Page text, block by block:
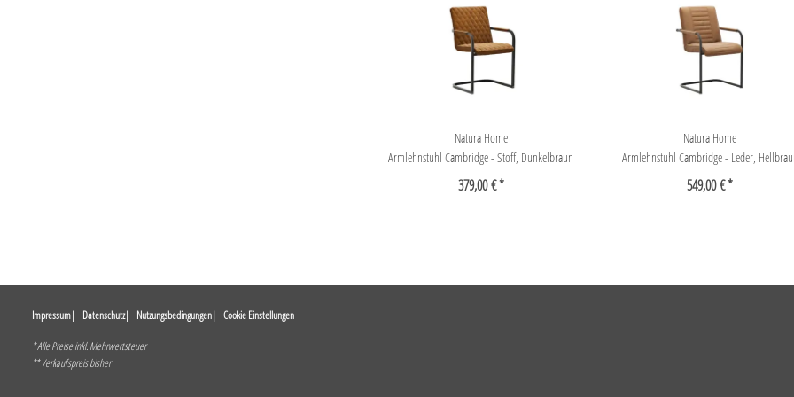
Natura Home
Armlehnstuhl Cambridge - Stoff, Dunkelbraun
379,00 € *
Natura Home
Armlehnstuhl Cambridge - Leder,
549,00 € *
Impressum Datenschutz Nutzungsbedingungen Cookie Einstellungen
* Alle Preise inkl. Mehrwertsteuer
** Verkaufspreis bisher